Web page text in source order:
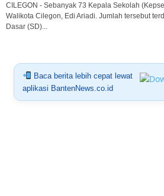
CILEGON - Sebanyak 73 Kepala Sekolah
Walikota Cilegon, Edi Ariadi. Jumlah tersebut
Dasar (SD)...
Baca berita lebih cepat lewat
aplikasi BantenNews.co.id